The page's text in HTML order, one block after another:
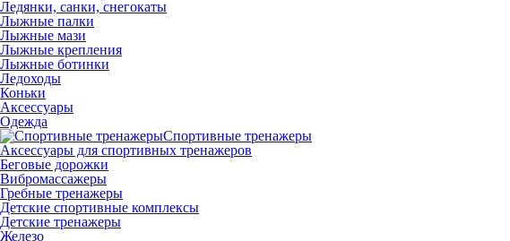
Ледянки, санки, снегокаты
Лыжные палки
Лыжные мази
Лыжные крепления
Лыжные ботинки
Ледоходы
Коньки
Аксессуары
Одежда
Спортивные тренажеры
Аксессуары для спортивных тренажеров
Беговые дорожки
Вибромассажеры
Гребные тренажеры
Детские спортивные комплексы
Детские тренажеры
Железо